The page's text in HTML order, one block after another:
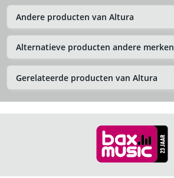
Andere producten van Altura
Alternatieve producten andere merken
Gerelateerde producten van Altura